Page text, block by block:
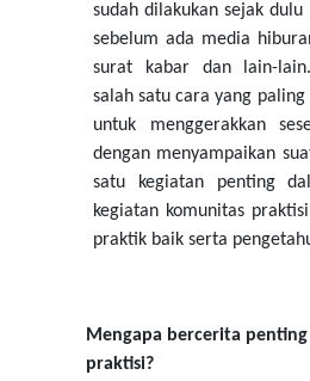
sudah dilakukan sejak
sebelum ada media
surat kabar dan lain-
salah satu cara yang
untuk menggerakkan
dengan menyampaikan
satu kegiatan penting
kegiatan komunitas
praktik baik serta
Mengapa bercerita
praktisi?